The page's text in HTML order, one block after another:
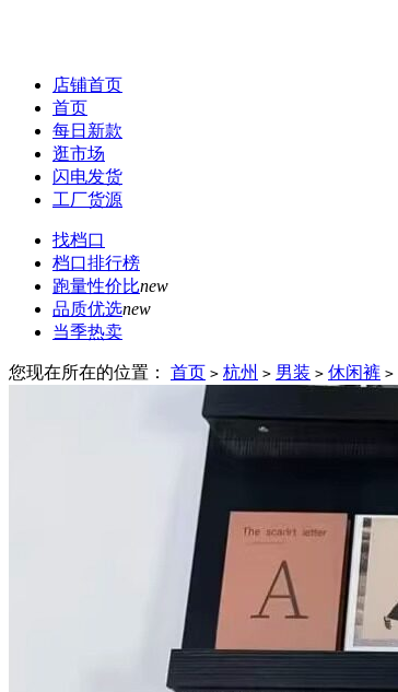
店铺首页
首页
每日新款
逛市场
闪电发货
工厂货源
找档口
档口排行榜
跑量性价比new
品质优选new
当季热卖
您现在所在的位置： 首页 > 杭州 > 男装 > 休闲裤 >